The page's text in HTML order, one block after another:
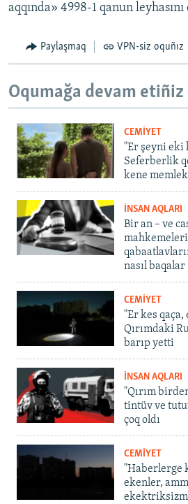
aqqında» 4998-1 qanun
Paylaşmaq VPN-siz oquñız
Oqumağa devam etiñiz
CEMİYET
"Er şeyni eki
Seferberlik
kene
İNSAN AQLARI
Bir an – ve
nasıl baqalar
CEMİYET
"Er kes
Qırımdaki
barıp yetti
İNSAN AQLARI
"Qırım
tintüv ve
çoq oldı
CEMİYET
"Haberlerge
ekenler,